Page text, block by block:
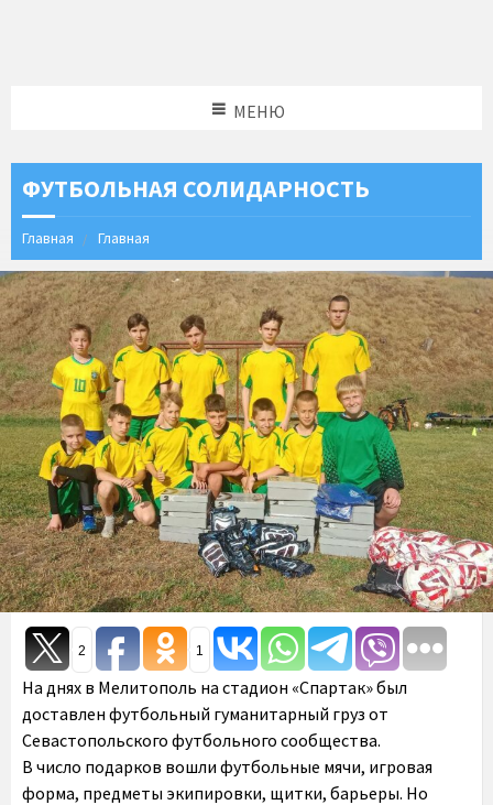
МЕНЮ
ФУТБОЛЬНАЯ СОЛИДАРНОСТЬ
Главная Главная
2 1
На днях в Мелитополь на стадион «Спартак» был
доставлен футбольный гуманитарный груз от
Севастопольского футбольного сообщества.
В число подарков вошли футбольные мячи, игровая
форма, предметы экипировки, щитки, барьеры. Но